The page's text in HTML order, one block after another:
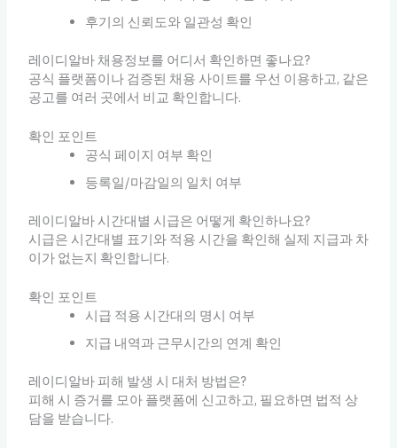
후기의 신뢰도와 일관성 확인
레이디알바 채용정보를 어디서 확인하면 좋나요?
공식 플랫폼이나 검증된 채용 사이트를 우선 이용하고, 같은
공고를 여러 곳에서 비교 확인합니다.
확인 포인트
공식 페이지 여부 확인
등록일/마감일의 일치 여부
레이디알바 시간대별 시급은 어떻게 확인하나요?
시급은 시간대별 표기와 적용 시간을 확인해 실제 지급과 차
이가 없는지 확인합니다.
확인 포인트
시급 적용 시간대의 명시 여부
지급 내역과 근무시간의 연계 확인
레이디알바 피해 발생 시 대처 방법은?
피해 시 증거를 모아 플랫폼에 신고하고, 필요하면 법적 상
담을 받습니다.